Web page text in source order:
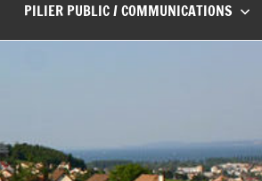
PILIER PUBLIC / COMMUNICATIONS